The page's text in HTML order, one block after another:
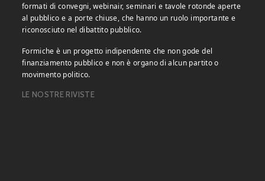
formati di convegni, webinair, seminari e tavole rotonde aperte
al pubblico e a porte chiuse, che hanno un ruolo importante e
riconosciuto nel dibattito pubblico.
Formiche è un progetto indipendente che non gode del
finanziamento pubblico e non è organo di alcun partito o
movimento politico.
LE NOSTRE RIVISTE